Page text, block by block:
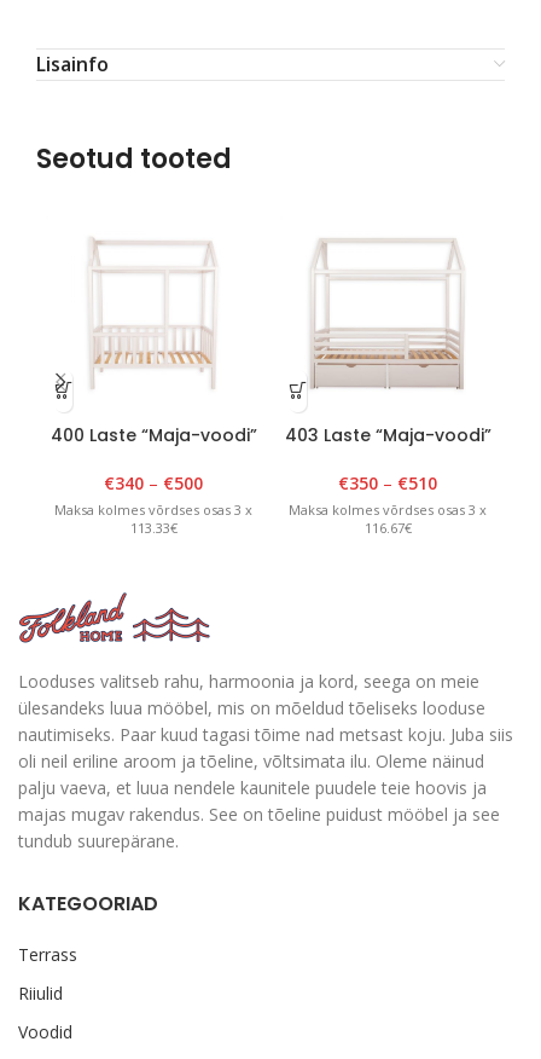
Lisainfo
Seotud tooted
400 Laste “Maja-voodi”
Valge
€340 – €500
Maksa kolmes võrdses osas 3 x
113.33€
403 Laste “Maja-voodi”
Valge
€350 – €510
Maksa kolmes võrdses osas 3 x
116.67€
Looduses valitseb rahu, harmoonia ja kord, seega on meie
ülesandeks luua mööbel, mis on mõeldud tõeliseks looduse
nautimiseks. Paar kuud tagasi tõime nad metsast koju. Juba siis
oli neil eriline aroom ja tõeline, võltsimata ilu. Oleme näinud
palju vaeva, et luua nendele kaunitele puudele teie hoovis ja
majas mugav rakendus. See on tõeline puidust mööbel ja see
tundub suurepärane.
KATEGOORIAD
Terrass
Riiulid
Voodid